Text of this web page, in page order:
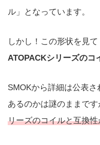
ル」となっています。
しかし！この形状を見て
ATOPACKシリーズのコ
SMOKから詳細は公表
あるのかは謎のままです
リーズのコイルと互換